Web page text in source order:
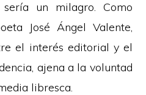
un milagro. Como
José Ángel Valente,
el interés editorial y el
ajena a la voluntad
libresca.